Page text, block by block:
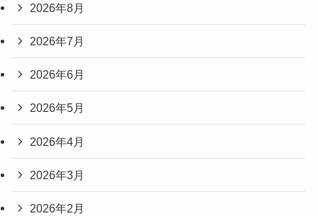
2026年8月
2026年7月
2026年6月
2026年5月
2026年4月
2026年3月
2026年2月